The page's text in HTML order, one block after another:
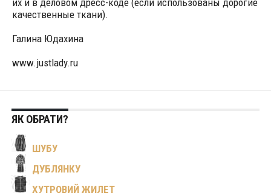
их и в деловом дресс-коде (если использованы дорогие
качественные ткани).
Галина Юдахина
www.justlady.ru
ЯК ОБРАТИ?
ШУБУ
ДУБЛЯНКУ
ХУТРОВИЙ ЖИЛЕТ